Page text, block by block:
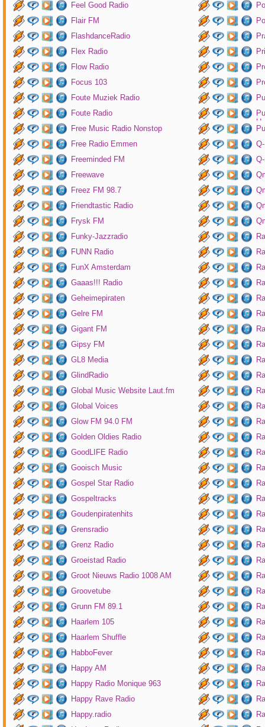
Feel Good Radio
Flair FM
FlashdanceRadio
Flex Radio
Flow Radio
Focus 103
Foute Muziek Radio
Foute Radio
Free Music Radio Nonstop
Free Radio Emmen
Freeminded FM
Freewave
Freez FM 98.7
Friendtastic Radio
Frysk FM
Funky-Jazzradio
FUNN Radio
FunX Amsterdam
Gaaas!!! Radio
Geheimepiraten
Gelre FM
Gigant FM
Gipsy FM
GL8 Media
GlindRadio
Global Music Website Laut.fm
Global Voices
Glow FM 94.0 FM
Golden Oldies Radio
GoodLIFE Radio
Gooisch Music
Gospel Star Radio
Gospeltracks
Goudenpiratenhits
Grensradio
Grenz Radio
Groeistad Radio
Groot Nieuws Radio 1008 AM
Groovetube
Grunn FM 89.1
Haarlem 105
Haarlem Shuffle
HabboFever
Happy AM
Happy Radio Monique 963
Happy Rave Radio
Happy.radio